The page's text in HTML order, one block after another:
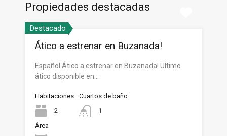
Propiedades destacadas
Destacado
Ático a estrenar en Buzanada!
Español Ático a estrenar en Buzanada! Ultimo
ático disponible en…
Habitaciones
2
Cuartos de baño
1
Área